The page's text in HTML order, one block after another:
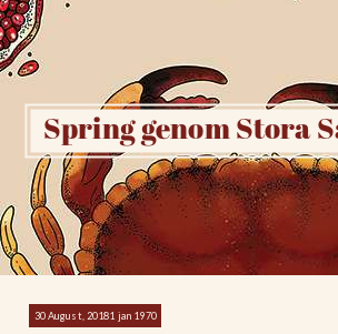
Spring genom Stora
30 August, 20181 jan 1970